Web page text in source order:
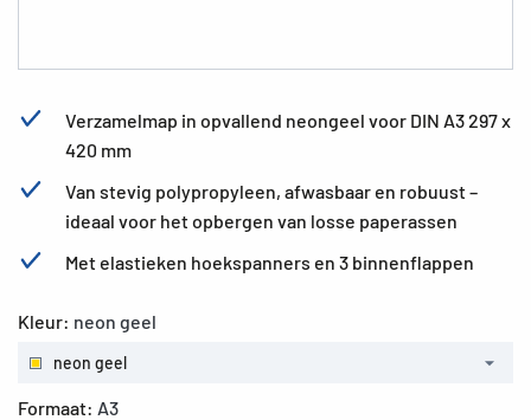
Verzamelmap in opvallend neongeel voor DIN A3 297 x
420 mm
Van stevig polypropyleen, afwasbaar en robuust –
ideaal voor het opbergen van losse paperassen
Met elastieken hoekspanners en 3 binnenflappen
Kleur: neon geel
neon geel
Formaat: A3